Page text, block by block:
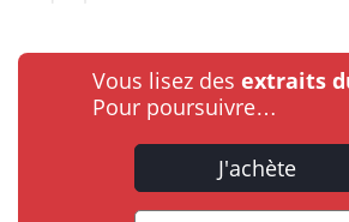
Vous lisez des extraits
Pour poursuivre…
J'achète